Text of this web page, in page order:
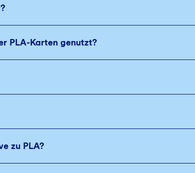
PLA-Karten genutzt?
zu PLA?